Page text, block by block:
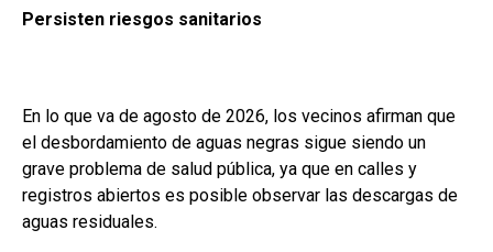
Persisten riesgos sanitarios
En lo que va de agosto de 2026, los vecinos afirman que
el desbordamiento de aguas negras sigue siendo un
grave problema de salud pública, ya que en calles y
registros abiertos es posible observar las descargas de
aguas residuales.